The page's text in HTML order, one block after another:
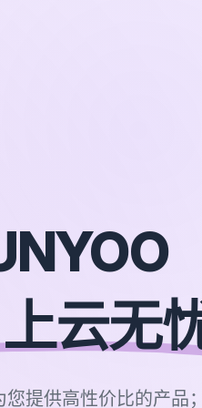
云无
提供高性价比的产品